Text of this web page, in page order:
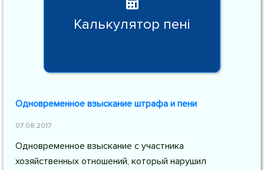
Калькулятор пені
Одновременное взыскание штрафа и пени
07.08.2017
Одновременное взыскание с участника
хозяйственных отношений, который нарушил